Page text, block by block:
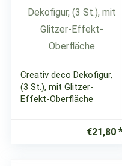
Creativ deco Dekofigur,
(3 St.), mit Glitzer-
Effekt-Oberfläche
€21,80